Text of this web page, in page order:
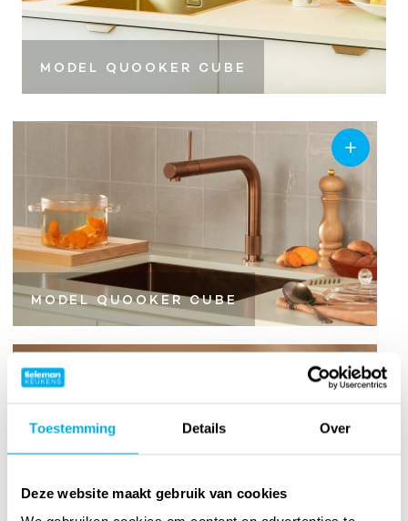
Toestemming Details Over
Deze website maakt gebruik van cookies
MODEL QUOOKER CUBE
MODEL QUOOKER CUBE